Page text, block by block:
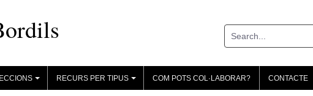
+ +
RECURS PER TIPUS COM POTS COL·LABORAR? CONTACTE